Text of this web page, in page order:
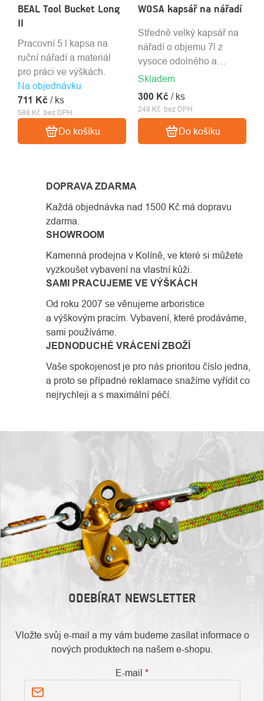
BEAL Tool Bucket Long
II
Na objednávku
588 Kč bez DPH
711 Kč / ks
Do košíku
Pracovní 5 l kapsa na
ruční nářadí a materiál
pro práci ve výškách.
WOSA kapsář na nářadí
Skladem
248 Kč bez DPH
300 Kč / ks
Do košíku
Středně velký kapsář na
nářadí o objemu 7l z
vysoce odolného a
voděodolného materiálu.
DOPRAVA ZDARMA
Každá objednávka nad 1500 Kč má dopravu
zdarma.
SHOWROOM
Kamenná prodejna v Kolíně, ve které si můžete
vyzkoušet vybavení na vlastní kůži.
SAMI PRACUJEME VE VÝŠKÁCH
Od roku 2007 se věnujeme arboristice
a výškovým pracím. Vybavení, které prodáváme,
sami používáme.
JEDNODUCHÉ VRÁCENÍ ZBOŽÍ
Vaše spokojenost je pro nás prioritou číslo jedna,
a proto se případné reklamace snažíme vyřídit co
nejrychleji a s maximální péčí.
ODEBÍRAT NEWSLETTER
Vložte svůj e-mail a my vám budeme zasílat informace o
nových produktech na našem e-shopu.
E-mail